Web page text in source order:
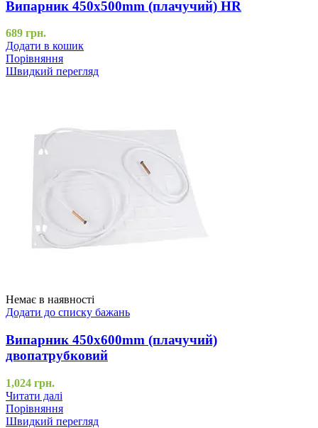
Випарник 450x500mm (плачучий) HR
689 грн.
Додати в кошик
Порівняння
Швидкий перегляд
Немає в наявності
Додати до списку бажань
Випарник 450x600mm (плачучий)
двопатрубковий
1,024 грн.
Читати далі
Порівняння
Швидкий перегляд